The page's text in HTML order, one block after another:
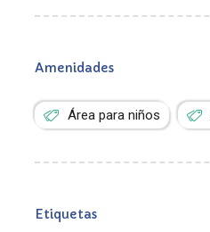
Amenidades
Área para niños
Etiquetas